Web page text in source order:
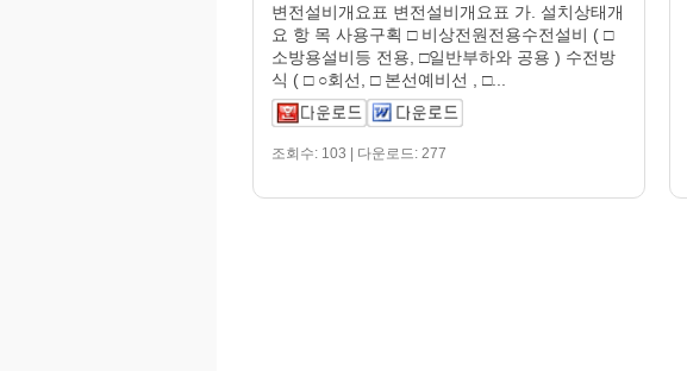
변전설비개요표 변전설비개요표 가. 설치상태개
요 항 목 사용구획 □ 비상전원전용수전설비 ( □
소방용설비등 전용, □일반부하와 공용 ) 수전방
식 ( □ ○회선, □ 본선예비선 , □...
조회수: 103 | 다운로드: 277